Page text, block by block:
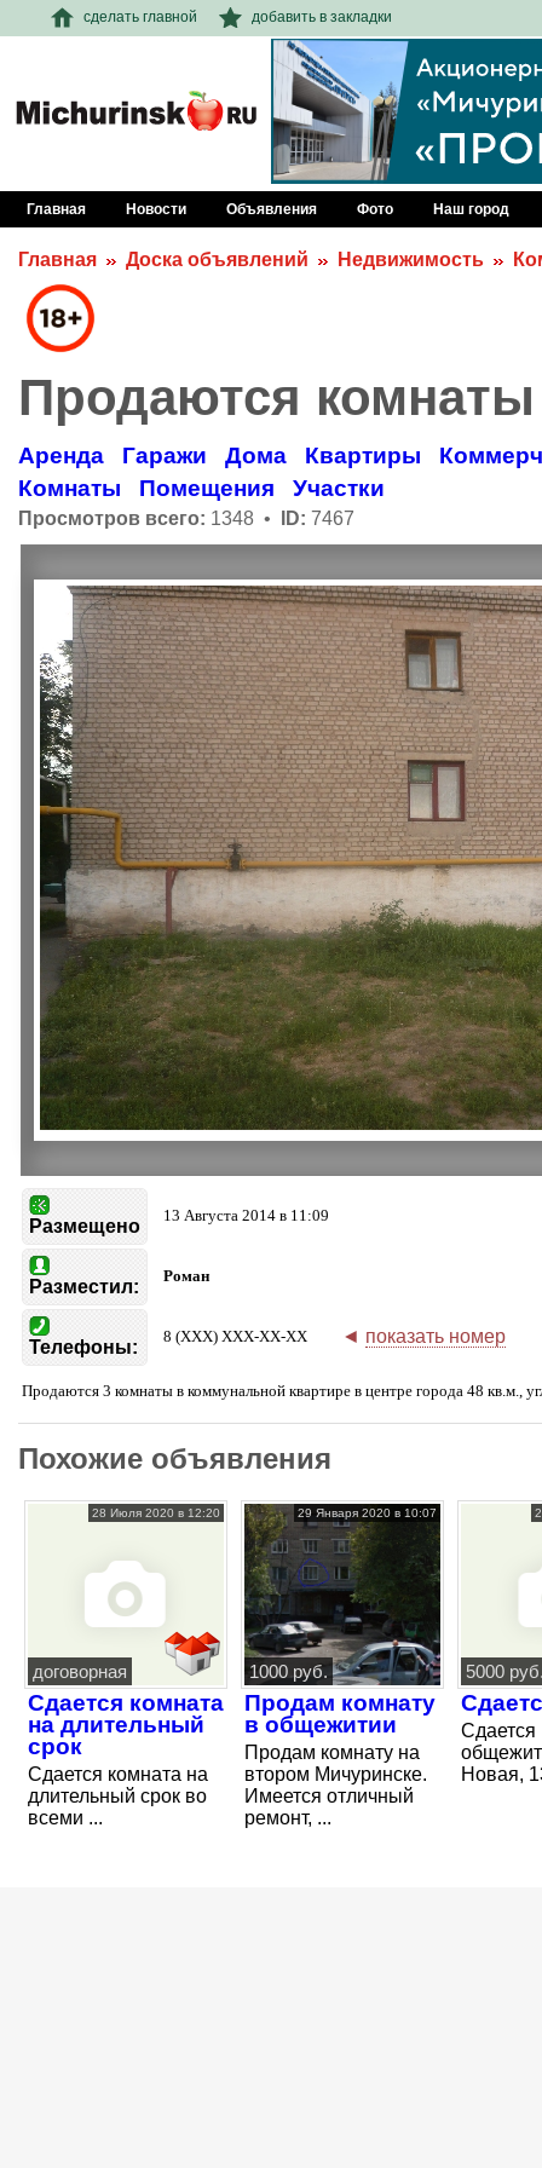
сделать главной добавить в закладки
Главная Новости Объявления Фото Наш город
Главная Доска объявлений Недвижимость
Продаются комнаты
Аренда Гаражи Дома Квартиры
Комнаты
Помещения Участки
Просмотров всего: 1348 • ID: 7467
Размещено
13 Августа 2014 в 11:09
Разместил:
Роман
Телефоны:
8 (XXX) XXX-XX-XX ◄ показать номер
Продаются 3 комнаты в коммунальной квартире в центре города 48 кв.м.,
Похожие объявления
28 Июля 2020 в 12:20
договорная
Сдается комната
на длительный
срок
Сдается комната на
длительный срок во
всеми ...
29 Января 2020 в 10:07
1000 руб.
Продам комнату
в общежитии
Продам комнату на
втором Мичуринске.
Имеется отличный
ремонт, ...
5000
Сдается
Новая,